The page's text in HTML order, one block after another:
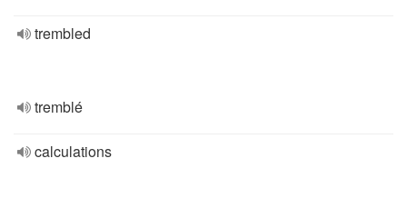
trembled
tremblé
calculations